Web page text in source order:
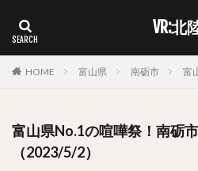
VR:北
HOME 富山県 南砺市 富
富山県No.1の喧嘩祭！南砺
（2023/5/2）